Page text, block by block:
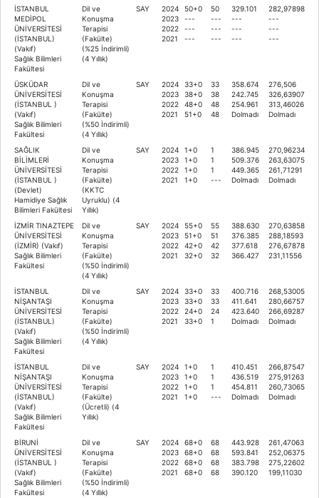
İSTANBUL
MEDİPOL
ÜNİVERSİTESİ
(İSTANBUL)
(Vakıf)
Sağlık Bilimleri
Fakültesi
Dil ve
Konuşma
Terapisi
(Fakülte)
(%25 İndirimli)
(4 Yıllık)
SAY
2024
2023
2022
2021
50+0
---
---
---
50
---
---
---
329.101
---
---
---
282,97898
---
---
---
ÜSKÜDAR
ÜNİVERSİTESİ
(İSTANBUL )
(Vakıf)
Sağlık Bilimleri
Fakültesi
Dil ve
Konuşma
Terapisi
(Fakülte)
(%50 İndirimli)
(4 Yıllık)
SAY
2024
2023
2022
2021
33+0
38+0
48+0
51+0
33
38
48
48
358.674
242.745
254.961
Dolmadı
276,506
326,63907
313,46026
Dolmadı
SAĞLIK
BİLİMLERİ
ÜNİVERSİTESİ
(İSTANBUL )
(Devlet)
Hamidiye Sağlık
Bilimleri Fakültesi
Dil ve
Konuşma
Terapisi
(Fakülte)
(KKTC
Uyruklu) (4
Yıllık)
SAY
2024
2023
2022
2021
1+0
1+0
1+0
1+0
1
1
1
---
386.945
509.376
449.365
Dolmadı
270,96234
263,63075
261,71291
Dolmadı
İZMİR TINAZTEPE
ÜNİVERSİTESİ
(İZMİR) (Vakıf)
Sağlık Bilimleri
Fakültesi
Dil ve
Konuşma
Terapisi
(Fakülte)
(%50 İndirimli)
(4 Yıllık)
SAY
2024
2023
2022
2021
55+0
51+0
42+0
32+0
55
51
42
32
388.630
376.385
377.618
366.427
270,63858
288,18593
276,67878
231,11556
İSTANBUL
NİŞANTAŞI
ÜNİVERSİTESİ
(İSTANBUL)
(Vakıf)
Sağlık Bilimleri
Fakültesi
Dil ve
Konuşma
Terapisi
(Fakülte)
(%50 İndirimli)
(4 Yıllık)
SAY
2024
2023
2022
2021
33+0
33+0
24+0
33+0
33
33
24
1
400.716
411.641
423.640
Dolmadı
268,53005
280,66757
266,69287
Dolmadı
İSTANBUL
NİŞANTAŞI
ÜNİVERSİTESİ
(İSTANBUL)
(Vakıf)
Sağlık Bilimleri
Fakültesi
Dil ve
Konuşma
Terapisi
(Fakülte)
(Ücretli) (4
Yıllık)
SAY
2024
2023
2022
2021
1+0
1+0
1+0
1+0
1
1
1
---
410.451
436.519
454.811
Dolmadı
266,87547
275,91263
260,73065
Dolmadı
BİRUNİ
ÜNİVERSİTESİ
(İSTANBUL )
(Vakıf)
Sağlık Bilimleri
Fakültesi
Dil ve
Konuşma
Terapisi
(Fakülte)
(%50 İndirimli)
(4 Yıllık)
SAY
2024
2023
2022
2021
68+0
68+0
68+0
68+0
68
68
68
68
443.928
593.841
383.798
390.120
261,47063
252,06375
275,22602
199,11030